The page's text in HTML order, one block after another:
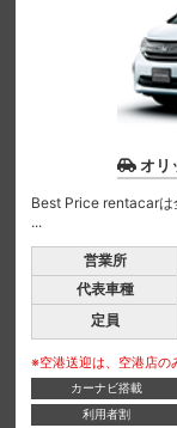
オリ
Best Price rentacarは
...
営業所
代表車種
定員
※空港送迎は、空港店の
カーナビ搭載
利用者割